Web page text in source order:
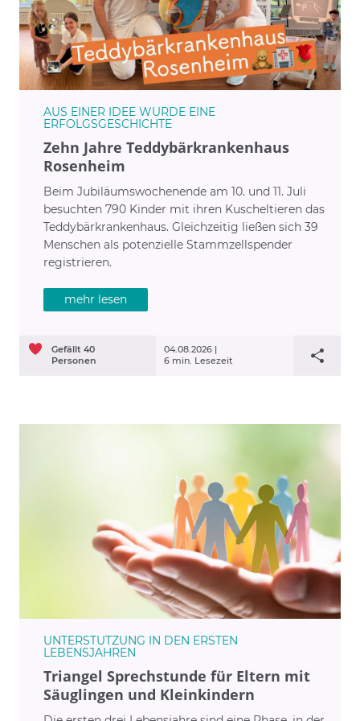
Kulinarisch werden Sie durch unsere hauseigene
Küche bestens versorgt. Die Auszeichnung als
„Green Hospital“ zeigt: Wir investieren seit langem
Energieversorgung.
AUS EINER IDEE WURDE EINE
ERFOLGSGESCHICHTE
Zehn Jahre Teddybärkrankenhaus
Rosenheim
Beim Jubiläumswochenende am 10. und 11. Juli
besuchten 790 Kinder mit ihren Kuscheltieren das
Teddybärkrankenhaus. Gleichzeitig ließen sich 39
Menschen als potenzielle Stammzellspender
registrieren.
mehr lesen
04.08.2026 |
6 min. Lesezeit
Gefällt 40
Personen
UNTERSTÜTZUNG IN DEN ERSTEN
LEBENSJAHREN
Triangel Sprechstunde für Eltern mit
Säuglingen und Kleinkindern